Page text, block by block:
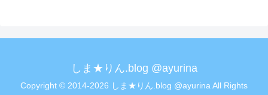
しま★りん.blog @ayurina
Copyright © 2014-2026 しま★りん.blog @ayurina All Rights